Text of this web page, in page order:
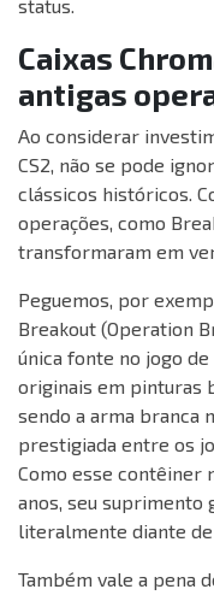
status.
Caixas
antigas
Ao considerar
CS2, não se pode
clássicos históricos.
operações, como
transformaram em
Peguemos, por
Breakout (Operation
única fonte no jogo
originais em pinturas
sendo a arma branca
prestigiada entre os
Como esse contêiner
anos, seu
literalmente diante
Também vale a pena